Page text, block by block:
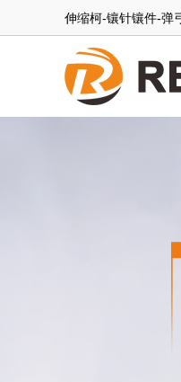
伸缩柯-镶针镶件-弹